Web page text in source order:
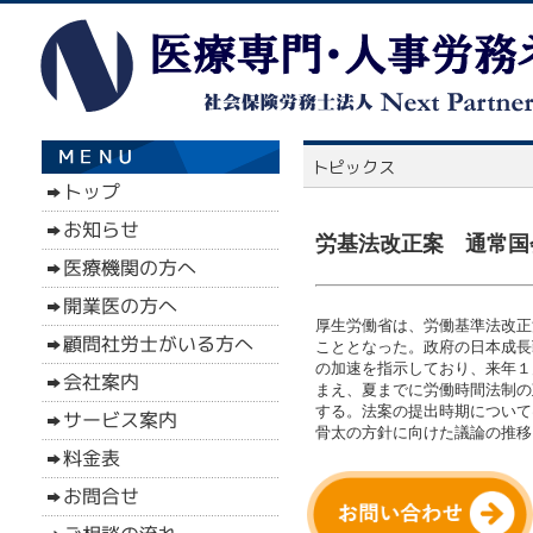
労基法改正案 通常国
厚生労働省は、労働基準法改
こととなった。政府の日本成
の加速を指示しており、来年
まえ、夏までに労働時間法制
する。法案の提出時期につい
骨太の方針に向けた議論の推